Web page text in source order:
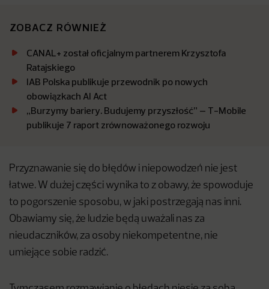
ZOBACZ RÓWNIEŻ
CANAL+ został oficjalnym partnerem Krzysztofa
Ratajskiego
IAB Polska publikuje przewodnik po nowych
obowiązkach AI Act
„Burzymy bariery. Budujemy przyszłość” – T-Mobile
publikuje 7 raport zrównoważonego rozwoju
Przyznawanie się do błędów i niepowodzeń nie jest
łatwe. W dużej części wynika to z obawy, że spowoduje
to pogorszenie sposobu, w jaki postrzegają nas inni.
Obawiamy się, że ludzie będą uważali nas za
nieudaczników, za osoby niekompetentne, nie
umiejące sobie radzić.